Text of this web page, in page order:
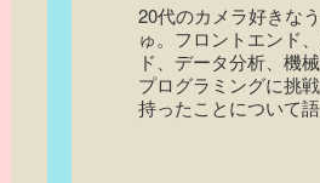
20代のカメラ好きな
ゅ。フロントエンド
ド、データ分析、機
プログラミングに挑
持ったことについて語